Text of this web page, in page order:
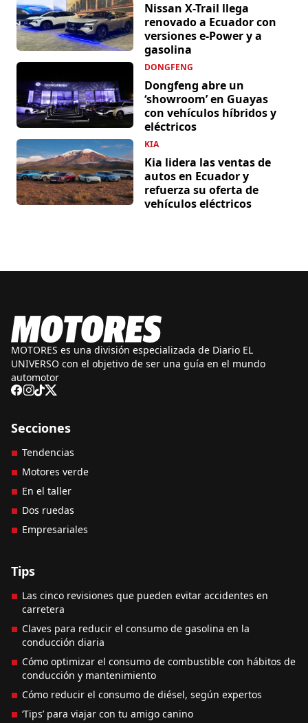
Nissan X-Trail llega
renovado a Ecuador con
versiones e-Power y a
gasolina
DONGFENG
Dongfeng abre un
‘showroom’ en Guayas
con vehículos híbridos y
eléctricos
KIA
Kia lidera las ventas de
autos en Ecuador y
refuerza su oferta de
vehículos eléctricos
MOTORES es una división especializada de Diario EL
UNIVERSO con el objetivo de ser una guía en el mundo
automotor
Secciones
Tendencias
Motores verde
En el taller
Dos ruedas
Empresariales
Tips
Las cinco revisiones que pueden evitar accidentes en
carretera
Claves para reducir el consumo de gasolina en la
conducción diaria
Cómo optimizar el consumo de combustible con hábitos de
conducción y mantenimiento
Cómo reducir el consumo de diésel, según expertos
‘Tips’ para viajar con tu amigo canino